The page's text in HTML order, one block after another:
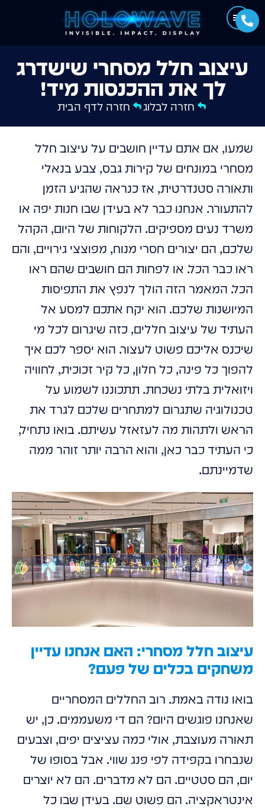
עיצוב חלל מסחרי שישדרג
לך את ההכנסות מיד!
חזרה לבלוג חזרה לדף הבית
שמעו, אם אתם עדיין חושבים על עיצוב חלל
מסחרי במונחים של קירות גבס, צבע בנאלי
ותאורה סטנדרטית, אז כנראה שהגיע הזמן
להתעורר. אנחנו כבר לא בעידן שבו חנות יפה או
משרד נעים מספיקים. הלקוחות של היום, הקהל
שלכם, הם יצורים חסרי מנוח, מפוצצי גירויים, והם
ראו כבר הכל. או לפחות הם חושבים שהם ראו
הכל. המאמר הזה הולך לנפץ את התפיסות
המיושנות שלכם. הוא יקח אתכם למסע אל
העתיד של עיצוב חללים, כזה שיגרום לכל מי
שיכנס אליכם פשוט לעצור. הוא יספר לכם איך
להפוך כל פינה, כל חלון, כל קיר זכוכית, לחוויה
ויזואלית בלתי נשכחת. תתכוננו לשמוע על
טכנולוגיה שתגרום למתחרים שלכם לגרד את
הראש ולתהות מה לעזאזל עשיתם. בואו נתחיל,
כי העתיד כבר כאן, והוא הרבה יותר זוהר ממה
שדמיינתם.
עיצוב חלל מסחרי: האם אנחנו עדיין
משחקים בכלים של פעם?
בואו נודה באמת. רוב החללים המסחריים
שאנחנו פוגשים היום? הם די משעממים. כן, יש
תאורה מעוצבת, אולי כמה עציצים יפים, וצבעים
שנבחרו בקפידה לפי פנג שווי. אבל בסופו של
יום, הם סטטיים. הם לא מדברים. הם לא יוצרים
אינטראקציה. הם פשוט שם. בעידן שבו כל